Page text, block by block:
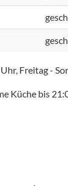
Freitag -
Küche bis